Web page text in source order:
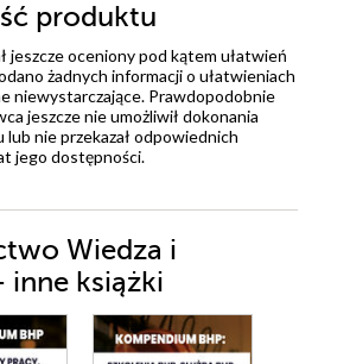
produktu
jeszcze oceniony pod kątem ułatwień
żadnych informacji o ułatwieniach
niewystarczające. Prawdopodobnie
jeszcze nie umożliwił dokonania
nie przekazał odpowiednich
jego dostępności.
Wiedza i
inne książki